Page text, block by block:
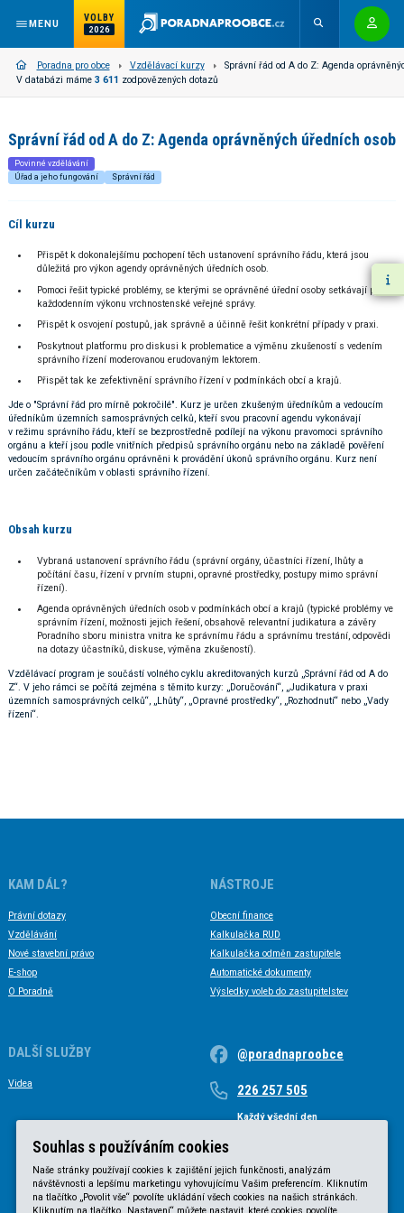
MENU
VOLBY
2026
Poradna pro obce Vzdělávací kurzy
Správní řád od A do Z: Agenda
V databázi máme 3 611 zodpovězených dotazů
Správní řád od A do Z: Agenda oprávněných úředních osob
Povinné vzdělávání
Úřad a jeho fungování
Správní řád
Cíl kurzu
Přispět k dokonalejšímu pochopení těch ustanovení správního řádu, která jsou
důležitá pro výkon agendy oprávněných úředních osob.
Pomoci řešit typické problémy, se kterými se oprávněné úřední osoby setkávají při
každodenním výkonu vrchnostenské veřejné správy.
Přispět k osvojení postupů, jak správně a účinně řešit konkrétní případy v praxi.
Poskytnout platformu pro diskusi k problematice a výměnu zkušeností s vedením
správního řízení moderovanou erudovaným lektorem.
Přispět tak ke zefektivnění správního řízení v podmínkách obcí a krajů.
Jde o "Správní řád pro mírně pokročilé". Kurz je určen zkušeným úředníkům a vedoucím
úředníkům územních samosprávných celků, kteří svou pracovní agendu vykonávají
v režimu správního řádu, kteří se bezprostředně podílejí na výkonu pravomoci správního
orgánu a kteří jsou podle vnitřních předpisů správního orgánu nebo na základě pověření
vedoucím správního orgánu oprávněni k provádění úkonů správního orgánu. Kurz není
určen začátečníkům v oblasti správního řízení.
Obsah kurzu
Vybraná ustanovení správního řádu (správní orgány, účastníci řízení, lhůty a
počítání času, řízení v prvním stupni, opravné prostředky, postupy mimo správní
řízení).
Agenda oprávněných úředních osob v podmínkách obcí a krajů (typické problémy ve
správním řízení, možnosti jejich řešení, obsahově relevantní judikatura a závěry
Poradního sboru ministra vnitra ke správnímu řádu a správnímu trestání, odpovědi
na dotazy účastníků, diskuse, výměna zkušeností).
Vzdělávací program je součástí volného cyklu akreditovaných kurzů „Správní řád od A do
Z“. V jeho rámci se počítá zejména s těmito kurzy: „Doručování“, „Judikatura v praxi
územních samosprávných celků“, „Lhůty“, „Opravné prostředky“, „Rozhodnutí“ nebo „Vady
řízení“.
KAM DÁL?
Právní dotazy
Vzdělávání
Nové stavební právo
E-shop
O Poradně
NÁSTROJE
Obecní finance
Kalkulačka RUD
Kalkulačka odměn zastupitele
Automatické dokumenty
Výsledky voleb do zastupitelstev
DALŠÍ SLUŽBY
Videa
@poradnaproobce
226 257 505
Každý všední den
Souhlas s používáním cookies
Naše stránky používají cookies k zajištění jejich funkčnosti, analýzám
návštěvnosti a lepšímu marketingu vyhovujícímu Vašim preferencím. Kliknutím
na tlačítko „Povolit vše“ povolíte ukládání všech cookies na našich stránkách.